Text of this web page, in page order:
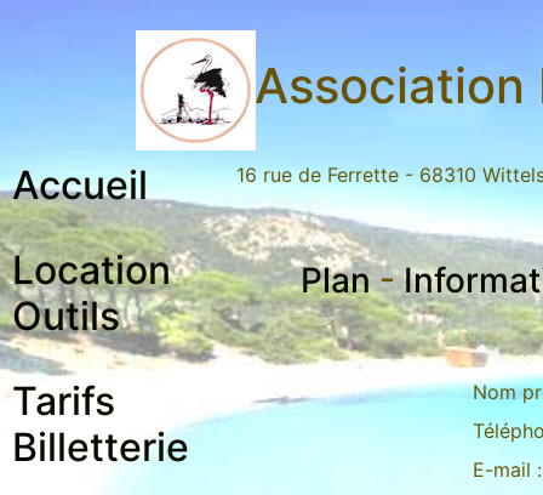
Association
16 rue de Ferrette - 68310
Accueil
Location
Outils
Tarifs
Billetterie
Plan-
Nom
E-mail :